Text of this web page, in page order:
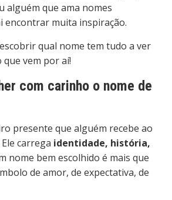
alguém que ama nomes
encontrar muita inspiração.
qual nome tem tudo a ver
vem por aí!
com carinho o nome de
presente que alguém recebe ao
carrega identidade, história,
nome bem escolhido é mais que
de amor, de expectativa, de